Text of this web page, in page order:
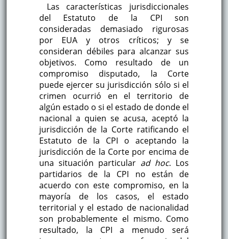
Las características jurisdiccionales
del Estatuto de la CPI son
consideradas demasiado rigurosas
por EUA y otros críticos; y se
consideran débiles para alcanzar sus
objetivos. Como resultado de un
compromiso disputado, la Corte
puede ejercer su jurisdicción sólo si el
crimen ocurrió en el territorio de
algún estado o si el estado de donde el
nacional a quien se acusa, aceptó la
jurisdicción de la Corte ratificando el
Estatuto de la CPI o aceptando la
jurisdicción de la Corte por encima de
una situación particular ad hoc. Los
partidarios de la CPI no están de
acuerdo con este compromiso, en la
mayoría de los casos, el estado
territorial y el estado de nacionalidad
son probablemente el mismo. Como
resultado, la CPI a menudo será